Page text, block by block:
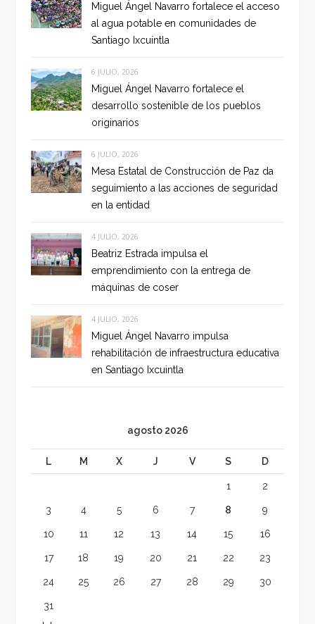
Miguel Ángel Navarro fortalece el acceso
al agua potable en comunidades de
Santiago Ixcuintla
6 JULIO, 2026
Miguel Ángel Navarro fortalece el
desarrollo sostenible de los pueblos
originarios
6 JULIO, 2026
Mesa Estatal de Construcción de Paz da
seguimiento a las acciones de seguridad
en la entidad
4 JULIO, 2026
Beatriz Estrada impulsa el
emprendimiento con la entrega de
máquinas de coser
4 JULIO, 2026
Miguel Ángel Navarro impulsa
rehabilitación de infraestructura educativa
en Santiago Ixcuintla
agosto 2026
L M X J V S D
1 2
3 4 5 6 7 8 9
10 11 12 13 14 15 16
17 18 19 20 21 22 23
24 25 26 27 28 29 30
31